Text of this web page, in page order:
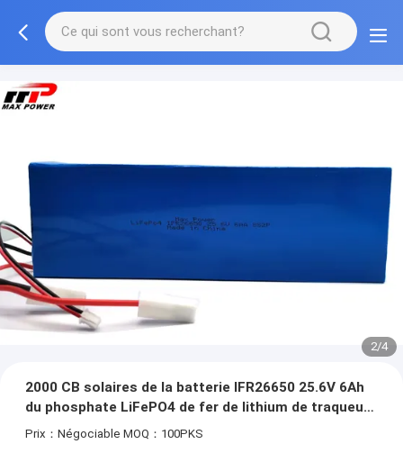
2/4
2000 CB solaires de la batterie IFR26650 25.6V 6Ah
du phosphate LiFePO4 de fer de lithium de traqueur
de cycles 5 ans de garantie
Prix：Négociable MOQ：100PKS